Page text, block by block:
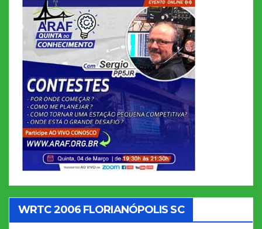
WRTC 2006 FLORIANÓPOLIS SC